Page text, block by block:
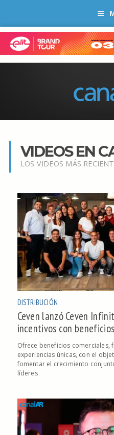
VIDEOS EN
LOS VIDEOS MÁS
DISTRIBUCIÓN
Ceven lanzó Ceven
incentivos con
Ofrece beneficios comerciales,
experiencias únicas, con el
fomentar el crecimiento
líderes